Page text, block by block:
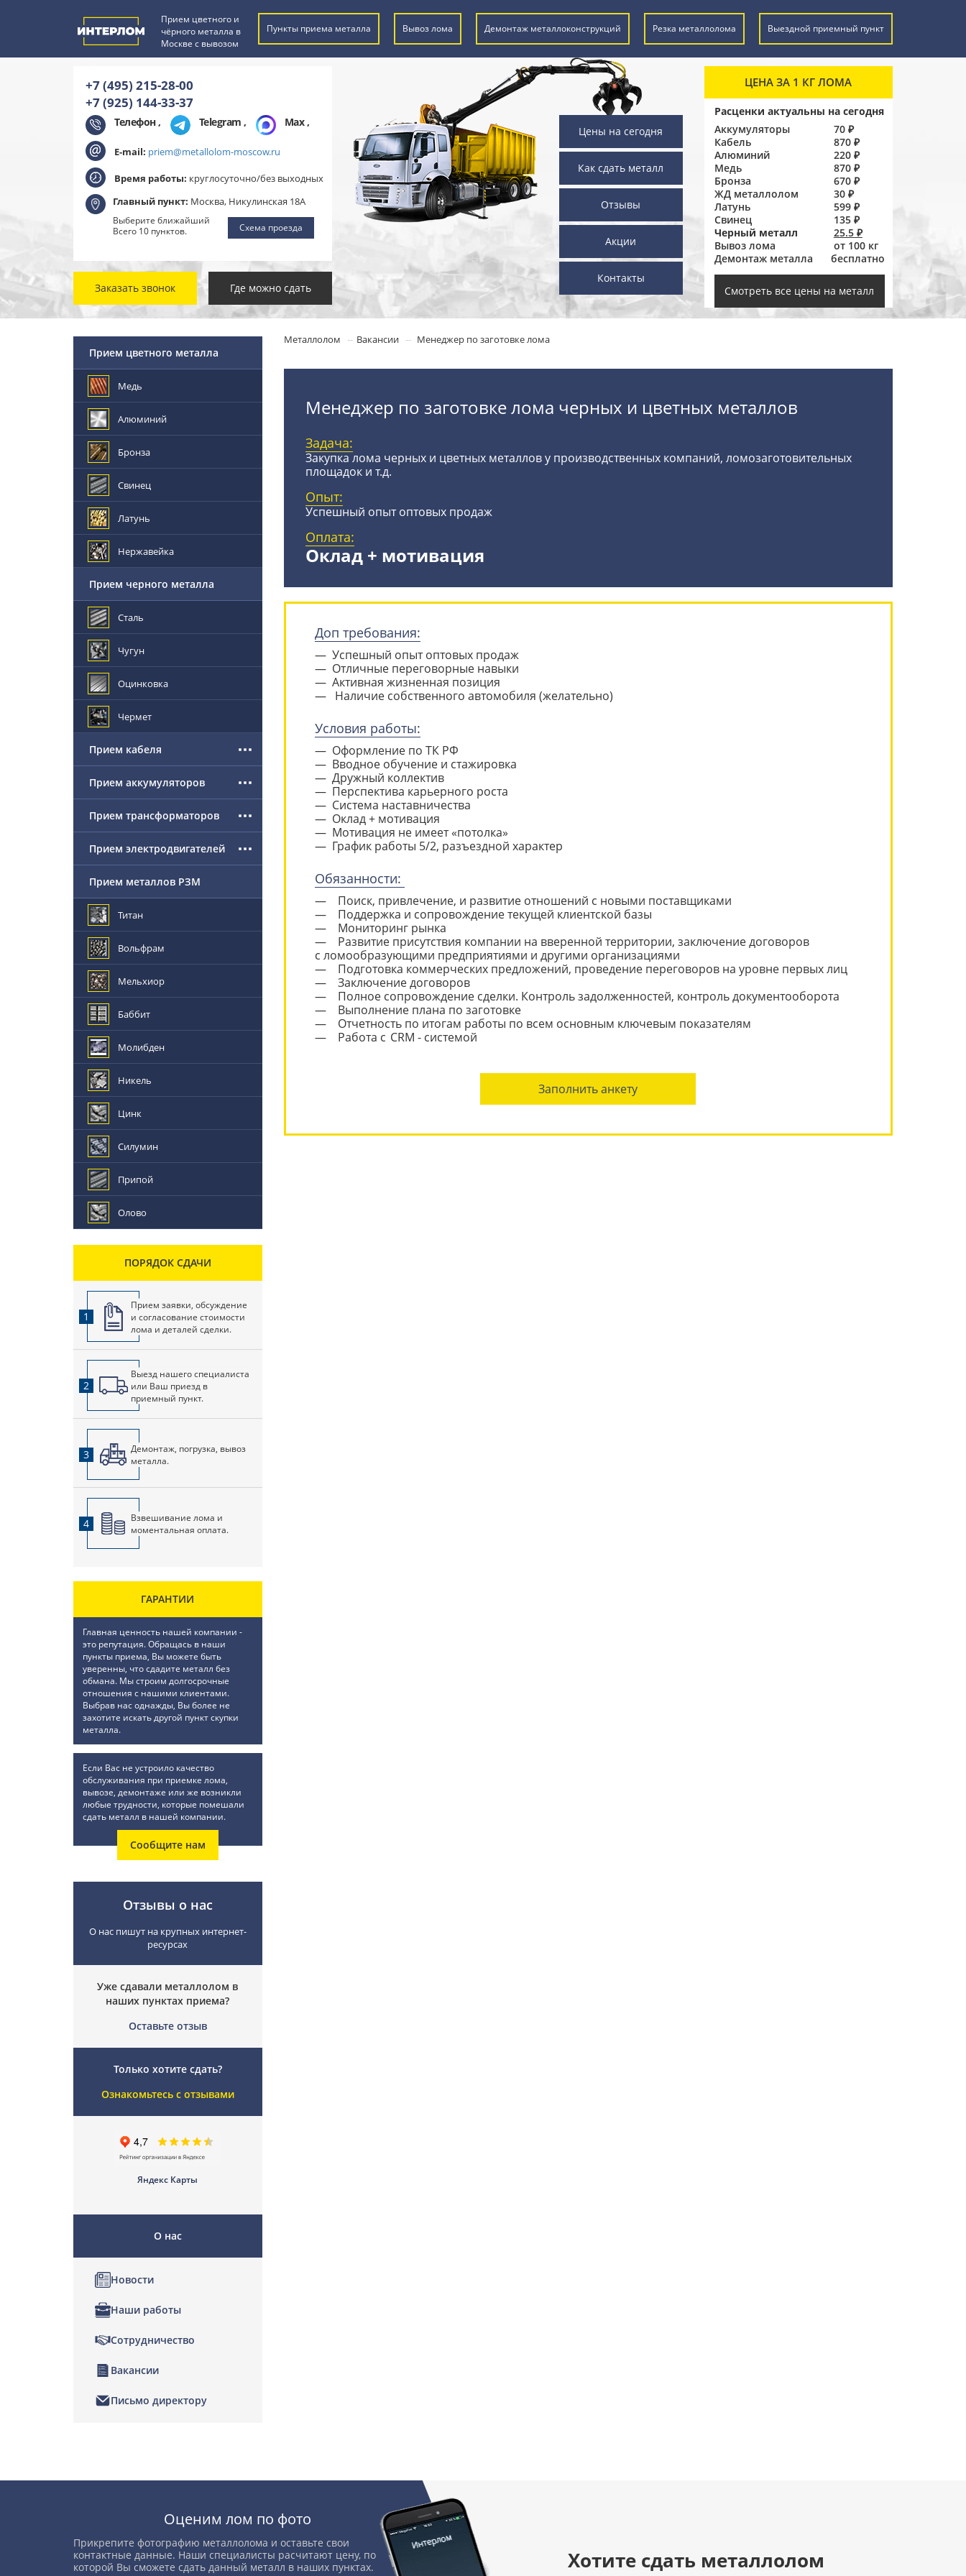
Прием цветного и
чёрного металла в
Москве с вывозом
Пункты приема металла Вывоз лома Демонтаж металлоконструкций Резка металлолома Выездной приемный пункт
+7 (495) 215-28-00
+7 (925) 144-33-37
Телефон , Telegram , Max,
E-mail: priem@metallolom-moscow.ru
Время работы: круглосуточно/без выходных
Главный пункт: Москва, Никулинская 18А
Выберите ближайший
Всего 10 пунктов.
Схема проезда
Заказать звонок Где можно сдать
ЦЕНА ЗА 1 КГ ЛОМА
Расценки актуальны на сегодня
Аккумуляторы
70 ₽
Кабель
870 ₽
Алюминий
220 ₽
Медь
870 ₽
Бронза
670 ₽
ЖД металлолом
30 ₽
Латунь
599 ₽
Свинец
135 ₽
Черный металл
25.5 ₽
Вывоз лома
от 100 кг
Демонтаж металла
бесплатно
Смотреть все цены на металл
Цены на сегодня
Как сдать металл
Отзывы
Акции
Контакты
Металлолом Вакансии Менеджер по заготовке лома
Менеджер по заготовке лома черных и цветных металлов
Задача:
Закупка лома черных и цветных металлов у производственных компаний, ломозаготовительных
площадок и т.д.
Опыт:
Успешный опыт оптовых продаж
Оплата:
Оклад + мотивация
Доп требования:
Успешный опыт оптовых продаж
Отличные переговорные навыки
Активная жизненная позиция
Наличие собственного автомобиля (желательно)
Условия работы:
Оформление по ТК РФ
Вводное обучение и стажировка
Дружный коллектив
Перспектива карьерного роста
Система наставничества
Оклад + мотивация
Мотивация не имеет «потолка»
График работы 5/2, разъездной характер
Обязанности:
Поиск, привлечение, и развитие отношений с новыми поставщиками
Поддержка и сопровождение текущей клиентской базы
Мониторинг рынка
Развитие присутствия компании на вверенной территории, заключение договоров
с ломообразующими предприятиями и другими организациями
Подготовка коммерческих предложений, проведение переговоров на уровне первых лиц
Заключение договоров
Полное сопровождение сделки. Контроль задолженностей, контроль документооборота
Выполнение плана по заготовке
Отчетность по итогам работы по всем основным ключевым показателям
Работа с CRM - системой
Заполнить анкету
Прием цветного металла
Медь
Алюминий
Бронза
Свинец
Латунь
Нержавейка
Прием черного металла
Сталь
Чугун
Оцинковка
Чермет
Прием кабеля
Прием аккумуляторов
Прием трансформаторов
Прием электродвигателей
Прием металлов РЗМ
Титан
Вольфрам
Мельхиор
Баббит
Молибден
Никель
Цинк
Силумин
Припой
Олово
ПОРЯДОК СДАЧИ
1
Прием заявки, обсуждение
и согласование стоимости
лома и деталей сделки.
2
Выезд нашего специалиста
или Ваш приезд в
приемный пункт.
3
Демонтаж, погрузка, вывоз
металла.
4
Взвешивание лома и
моментальная оплата.
ГАРАНТИИ
Главная ценность нашей компании -
это репутация. Обращась в наши
пункты приема, Вы можете быть
уверенны, что сдадите металл без
обмана. Мы строим долгосрочные
отношения с нашими клиентами.
Выбрав нас однажды, Вы более не
захотите искать другой пункт скупки
металла.
Если Вас не устроило качество
обслуживания при приемке лома,
вывозе, демонтаже или же возникли
любые трудности, которые помешали
сдать металл в нашей компании.
Сообщите нам
Отзывы о нас
О нас пишут на крупных интернет-
ресурсах
Уже сдавали металлолом в
наших пунктах приема?
Оставьте отзыв
Только хотите сдать?
Ознакомьтесь с отзывами
Яндекс Карты
О нас
Новости
Наши работы
Сотрудничество
Вакансии
Письмо директору
Хотите сдать металлолом
Оценим лом по фото
Прикрепите фотографию металлолома и оставьте свои
контактные данные. Наши специалисты расчитают цену, по
которой Вы сможете сдать данный металл в наших пунктах.